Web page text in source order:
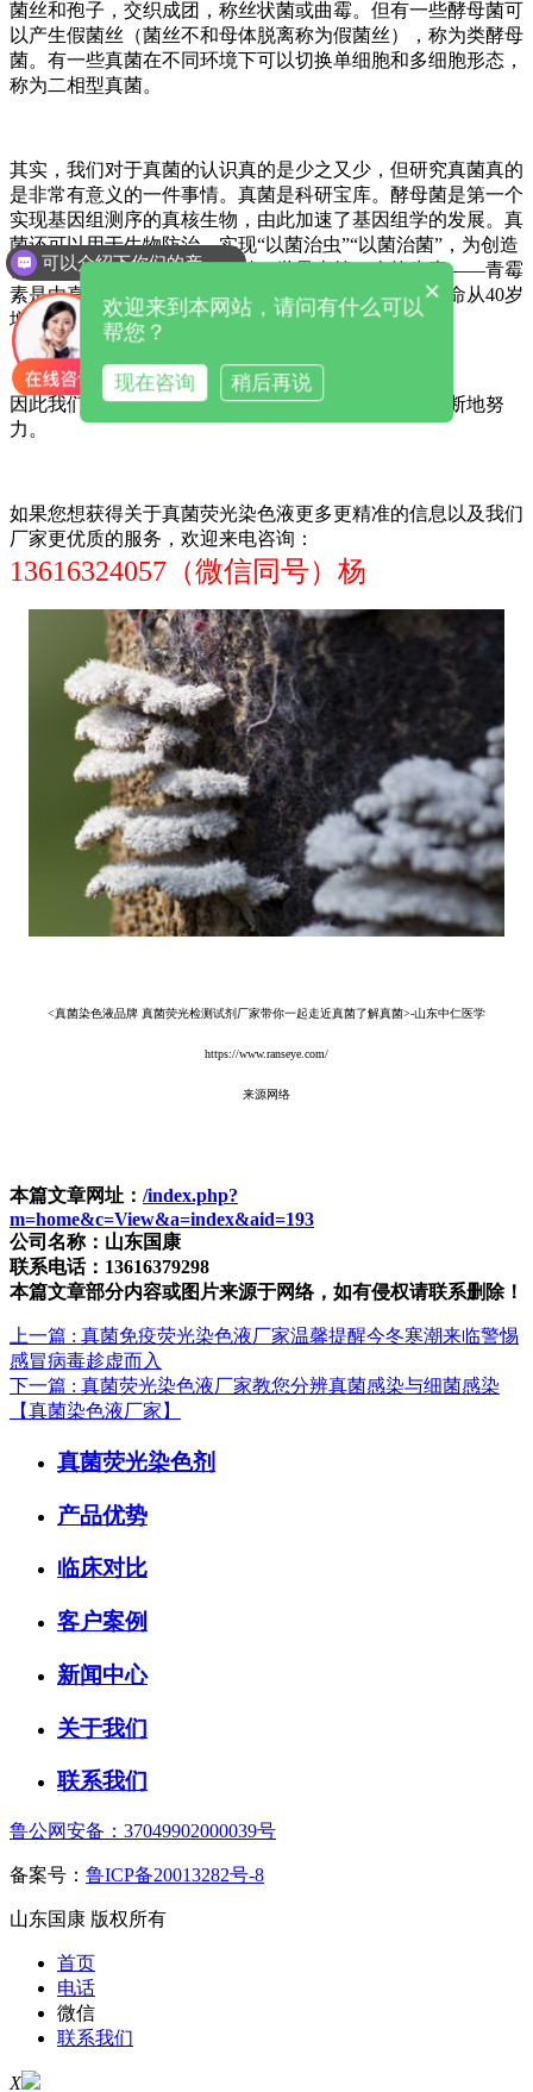
菌丝和孢子，交织成团，称丝状菌或曲霉。但有一些酵母菌可
以产生假菌丝（菌丝不和母体脱离称为假菌丝），称为类酵母
菌。有一些真菌在不同环境下可以切换单细胞和多细胞形态，
称为二相型真菌。
其实，我们对于真菌的认识真的是少之又少，但研究真菌真的
是非常有意义的一件事情。真菌是科研宝库。酵母菌是第一个
实现基因组测序的真核生物，由此加速了基因组学的发展。真
菌还可以用于生物防治，实现“以菌治虫”“以菌治菌”，为创造
良好的人类生存环境作出贡献。世界上第一个抗生素——青霉
素是由真菌产生的，它的发现和应用使得人类平均寿命从40岁
增加到60岁……
因此我们对于真菌的认识与研究还要不断地进步，不断地努
力。
如果您想获得关于真菌荧光染色液更多更精准的信息以及我们
厂家更优质的服务，欢迎来电咨询：
13616324057（微信同号）杨
<真菌染色液品牌 真菌荧光检测试剂厂家带你一起走近真菌了解真菌>-山东中仁医学
https://www.ranseye.com/
来源网络
本篇文章网址： /index.php?
m=home&c=View&a=index&aid=193
公司名称：山东国康
联系电话：13616379298
本篇文章部分内容或图片来源于网络，如有侵权请联系删除！
上一篇 : 真菌免疫荧光染色液厂家温馨提醒今冬寒潮来临警惕
感冒病毒趁虚而入
下一篇 : 真菌荧光染色液厂家教您分辨真菌感染与细菌感染
【真菌染色液厂家】
真菌荧光染色剂
产品优势
临床对比
客户案例
新闻中心
关于我们
联系我们
鲁公网安备：37049902000039号
备案号： 鲁ICP备20013282号-8
山东国康 版权所有
首页
电话
微信
联系我们
X
可以介绍下你们的产品么
×
欢迎来到本网站，请问有什么可以
帮您？
现在咨询 稍后再说